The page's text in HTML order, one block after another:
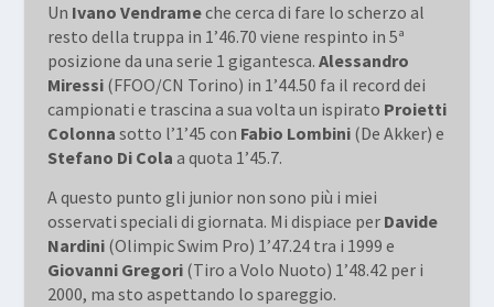
Un Ivano Vendrameche cerca di fare lo scherzo al
resto della truppa in 1’46.70 viene respinto in 5ª
posizione da una serie 1 gigantesca. Alessandro
Miressi(FFOO/CN Torino) in 1’44.50 fa il record dei
campionati e trascina a sua volta un ispirato Proietti
Colonna sotto l’1’45 con Fabio Lombini(De Akker) e
Stefano Di Cola a quota 1’45.7.
A questo punto gli junior non sono più i miei
osservati speciali di giornata. Mi dispiace per Davide
Nardini(Olimpic Swim Pro) 1’47.24 tra i 1999 e
Giovanni Gregori(Tiro a Volo Nuoto) 1’48.42 per i
2000, ma sto aspettando lo spareggio.